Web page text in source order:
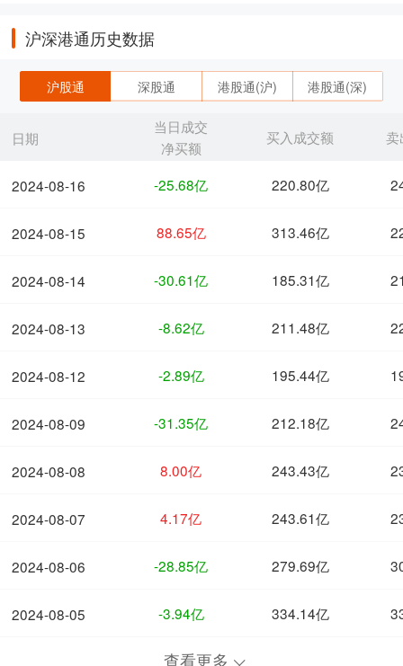
沪深港通历史数据
沪股通 深股通 港股通(沪) 港股通(深)
日期
2024-08-16
2024-08-15
2024-08-14
2024-08-13
2024-08-12
2024-08-09
2024-08-08
2024-08-07
2024-08-06
2024-08-05
当日成交
净买额
买入成交额 卖
-25.68亿 220.80亿
88.65亿 313.46亿
-30.61亿 185.31亿
-8.62亿 211.48亿
-2.89亿 195.44亿
-31.35亿 212.18亿
8.00亿 243.43亿
4.17亿 243.61亿
-28.85亿 279.69亿
-3.94亿 334.14亿
查看更多